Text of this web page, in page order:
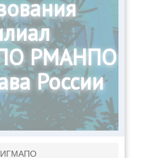
РМАНПО
России
ИГМАПО